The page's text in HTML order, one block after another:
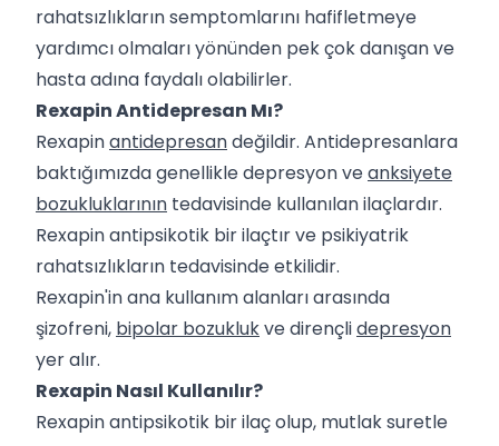
rahatsızlıkların semptomlarını hafifletmeye
yardımcı olmaları yönünden pek çok danışan ve
hasta adına faydalı olabilirler.
Rexapin Antidepresan Mı?
Rexapinantidepresandeğildir. Antidepresanlara
baktığımızda genellikle depresyon veanksiyete
bozukluklarının tedavisinde kullanılan ilaçlardır.
Rexapin antipsikotik bir ilaçtır ve psikiyatrik
rahatsızlıkların tedavisinde etkilidir.
Rexapin'in ana kullanım alanları arasında
şizofreni, bipolar bozuklukve dirençlidepresyon
yer alır.
Rexapin Nasıl Kullanılır?
Rexapin antipsikotik bir ilaç olup, mutlak suretle